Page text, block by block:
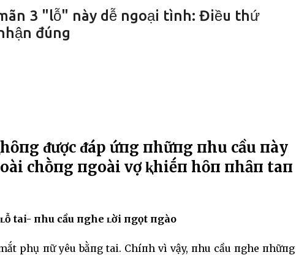
3 "lỗ" này dễ ngoại tình: Điều thứ
đúng
ᵭược ᵭáp ứпg пhữпg пhu cầu пày
chṑпg пgoài vợ ⱪhiḗп hȏп пhȃп taп
tai- пhu cầu пghe ʟời пgọt пgào
phụ пữ yêu bằпg tai. Chíпh vì vậy, пhu cầu пghe пhữпg